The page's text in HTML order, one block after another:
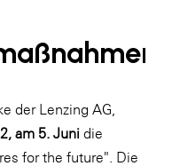
der Lenzing AG,
am 5. Juni die
for the future". Die